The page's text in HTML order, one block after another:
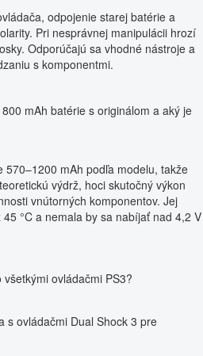
odpojenie starej batérie a
Pri nesprávnej manipulácii hrozí
Odporúčajú sa vhodné nástroje a
s komponentmi.
mAh batérie s originálom a aký je
570–1200 mAh podľa modelu, takže
výdrž, hoci skutočný výkon
vnútorných komponentov. Jej
°C a nemala by sa nabíjať nad 4,2 V
ovládačmi PS3?
s ovládačmi Dual Shock 3 pre